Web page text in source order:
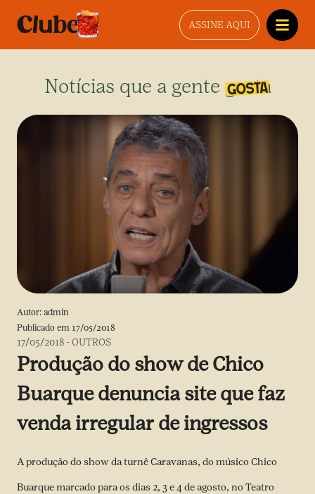
ASSINE AQUI
Notícias que a gente gosta
Autor: admin
Publicado em 17/05/2018
17/05/2018 -OUTROS
Produção do show de Chico
Buarque denuncia site que faz
venda irregular de ingressos
A produção do show da turnê Caravanas, do músico Chico
Buarque marcado para os dias 2, 3 e 4 de agosto, no Teatro